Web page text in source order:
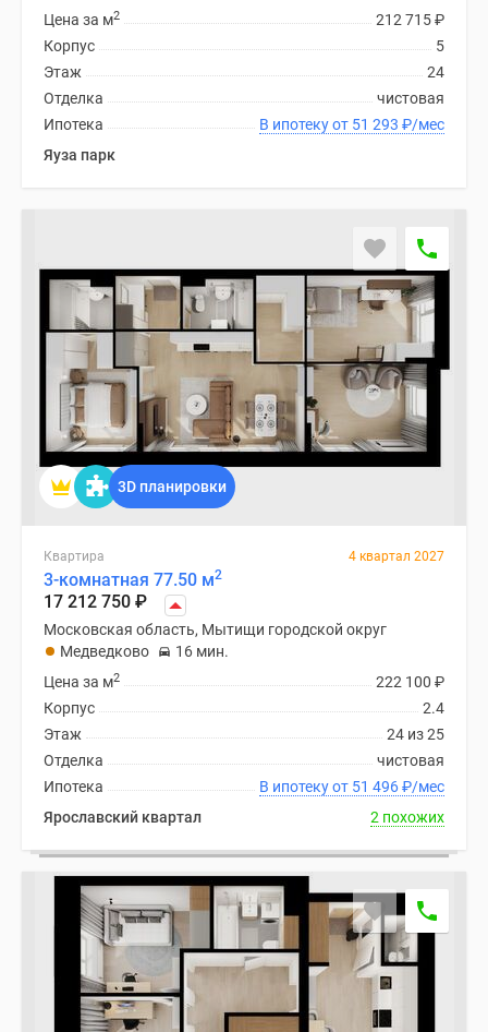
Аналитика
рынка
Покупателю
Экспертиза
новостроек
Контакты
Машино-
места
Апартаменты
#траншевая
#рассрочка
ипотека
Квартиры
скидками
Видео
новостроек
Субсидированная
застройщиком
212 715₽
Цена за м2
5
Корпус
24
Этаж
чистовая
Отделка
В ипотеку от 51 293 ₽/мес
Ипотека
Яуза парк
3D планировки
Квартира 4 квартал 2027
3-комнатная 77.50 м2
17 212 750 ₽
Московская область, Мытищи городской округ
Медведково
16 мин.
222 100 ₽
Цена за м2
2.4
Корпус
24 из 25
Этаж
чистовая
Отделка
В ипотеку от 51 496₽/мес
Ипотека
Ярославский квартал
2 похожих